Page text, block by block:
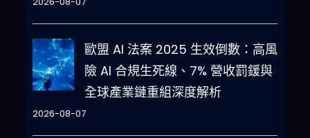
歐盟 AI 法案 2025 生效倒數：高風
險 AI 合規生死線、7% 營收罰鍰與
全球產業鏈重組深度解析
2026-08-07